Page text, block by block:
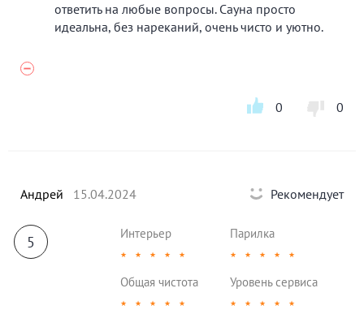
ответить на любые вопросы. Сауна просто
идеальна, без нареканий, очень чисто и уютно.
0 0
Андрей 15.04.2024 Рекомендует
5 Интерьер
★ ★ ★ ★ ★
Парилка
★ ★ ★ ★ ★
Общая чистота
★ ★ ★ ★ ★
Уровень сервиса
★ ★ ★ ★ ★